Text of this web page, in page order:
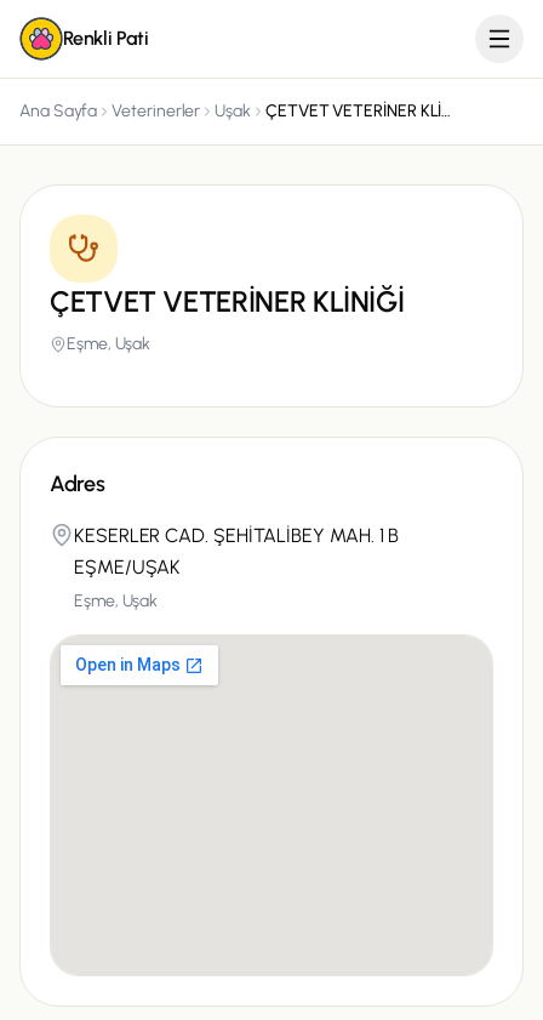
Renkli Pati
Ana Sayfa Veterinerler Uşak ÇETVET VETERİNER KLİNİĞİ
ÇETVET VETERİNER KLİNİĞİ
Eşme, Uşak
Adres
KESERLER CAD. ŞEHİTALİBEY MAH. 1 B
EŞME/UŞAK
Eşme, Uşak